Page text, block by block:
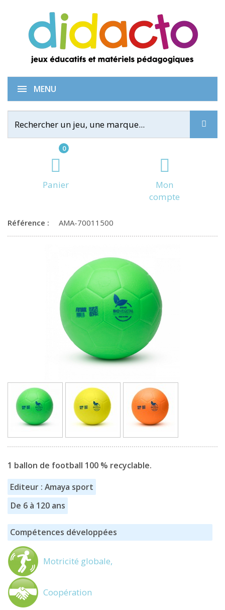
0
Panier
Mon
compte
MENU
Ballon biovégétal 21,5 cm
Référence : AMA-70011500
1 ballon de football 100 % recyclable.
Editeur : Amaya sport
De 6 à 120 ans
Compétences développées
Motricité globale,
Coopération